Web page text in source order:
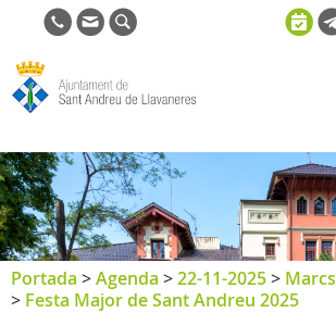
de Sant
Andreu de
Llavaneres
Portada >Agenda >22-11-2025> Marcs
> Festa Major de Sant Andreu 2025